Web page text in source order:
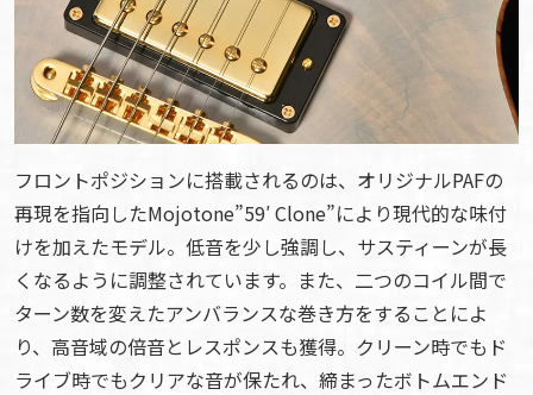
フロントポジションに搭載されるのは、オリジナルPAFの
再現を指向したMojotone”59′ Clone”により現代的な味付
けを加えたモデル。低音を少し強調し、サスティーンが長
くなるように調整されています。また、二つのコイル間で
ターン数を変えたアンバランスな巻き方をすることによ
り、高音域の倍音とレスポンスも獲得。クリーン時でもド
ライブ時でもクリアな音が保たれ、締まったボトムエンド